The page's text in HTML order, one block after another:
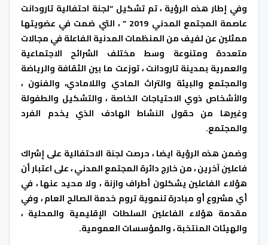
وفي إطار هذه الرؤية ، تم تشكيل “لجنة احتفالية تارودانت
عاصمة المجتمع المدني 2019 ” ، التي ضمت في عضويتها
ممثلين عن لفيف من المنظمات المدنية الفاعلة في مجالات
متعددة ومتنوعة وسط مختلف الشرائح الاجتماعية
والعمرية بمدينة تارودانت ، توزعت ما بين الثقافة والرياضة
والمجتمع والبيئة والتراث المادي واللامادي، والفنون ،
والأشخاص ذوي الاحتياجات الخاصة ، والتشكيل والطفولة
وغيرها من حقول النشاط الهادف الذي يخدم الفرد
والمجتمع.
وضمن هذه الرؤية ايضا ، حرصت لجنة الاحتفالية على إشراك
فاعلين آخرين ، من خارج دائرة المجتمع المدني ، على اعتبار أن
هؤلاء الفاعلين يشكلون أطراف وازنة ، ولا محيد عنها ، في
أي مشروع أو مبادرة تنموية تروم خدمة الصالح العام ، وفي
مقدمة هؤلاء الفاعلين السلطات الإقليمية والمحلية ،
والهيئات المنتخبة ، والمؤسسات العمومية.